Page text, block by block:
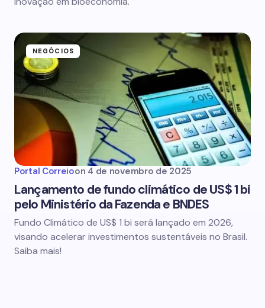
NEGÓCIOS
Portal Correioon 4 de novembro de 2025
Lançamento de fundo climático de US$ 1 bi
pelo Ministério da Fazenda e BNDES
Fundo Climático de US$ 1 bi será lançado em 2026,
visando acelerar investimentos sustentáveis no Brasil.
Saiba mais!